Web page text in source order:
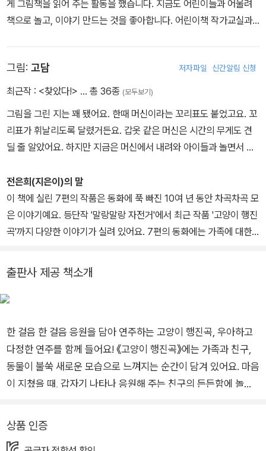
게 그림책을 읽어 주는 활동을 했습니다. 지금도 어린이들과 어울려
책으로 놀고, 이야기 만드는 것을 좋아합니다. 어린이책 작가교실과 J
다. 지은 책으로는 《열세 살의 콘서트》, 《평범한 천재》, 《웃음 찾는
겁깨비》, 《왈왈별 토토》, 《똥꿈 삽니다》가 있습니다.
그림: 고담 저자파일 신간알림 신청
최근작 : <찾았다!> … 총 36종 (모두보기)
그림을 그린 지는 꽤 됐어요. 한때 머신이라는 꼬리표도 붙었고요. 꼬
리표가 휘날리도록 달렸거든요. 갑옷 같은 머신은 시간의 무게도 견
딜 줄 알았어요. 하지만 지금은 머신에서 내려와 아이들과 놀면서 글
의 2미터》, 《미확인 바이러스》, 《귀신 고민 해결사》, 《돼지는 잘못이
없어요》와 동시집 《스마트폰이 심장을 갖는다면》, 《도시 애벌레》에
그림을 그렸습니다.
전은희(지은이)의 말
이 책에 실린 7편의 작품은 동화에 푹 빠진 10여 년 동안 차곡차곡 모
은 이야기예요. 등단작 '말랑말랑 자전거'에서 최근 작품 '고양이 행진
곡'까지 다양한 이야기가 실려 있어요. 7편의 동화에는 가족에 대한
저는 이 책에 실린 7편의 이야기를 통해 이웃들의 모습을 다양한 방
식으로 말하고 싶었어요. 또한 여러 가지 맛의 사탕 봉지를 뜯을 때처
럼 골라 읽는 맛을 전하고 싶어요. 여러분이 유쾌한 맛, 달콤한 맛, 짜
출판사 제공 책소개
한 걸음 한 걸음 응원을 담아 연주하는 고양이 행진곡, 우아하고
다정한 연주를 함께 들어요! 《고양이 행진곡》에는 가족과 친구,
동물이 불쑥 새로운 모습으로 느껴지는 순간이 담겨 있어요. 마음
이 지쳤을 때, 갑자기 나타나 응원해 주는 친구의 든든함에 놀라
요. 갑자기 찾아온 동물은 생명의 소중함을 깨닫게 해 주기도 합
상품 인증